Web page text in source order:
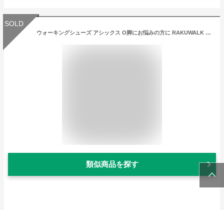
SOLD
ウォーキングシューズ アシックス O脚にお悩みの方に RAKUWALK ラクウォーク ニーズアップ ひざ 関節痛 O脚 矯正 歩きやすい 疲れない メンズ 男性用 シニア 60代 70代 ウォーキング 4E 幅広 膝 痛 カジュアル 散歩 スニーカー 黒 ブラック ネイビー 痛くない クリスマス
類似商品を探す